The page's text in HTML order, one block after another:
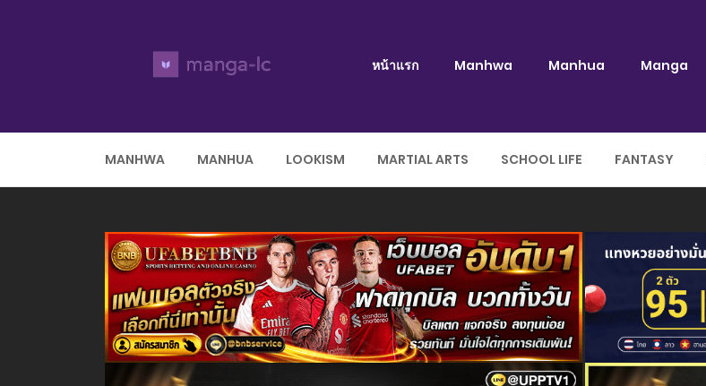
หน้าแรก Manhwa Manhua Manga
MANHWA MANHUA LOOKISM MARTIAL ARTS SCHOOL LIFE FANTASY